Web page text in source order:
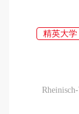
精英大学